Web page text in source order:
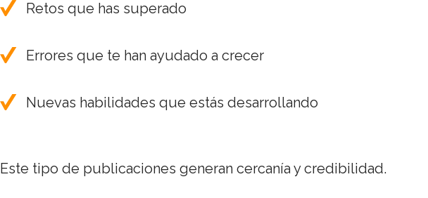
Retos que has superado
Errores que te han ayudado a crecer
Nuevas habilidades que estás desarrollando
Este tipo de publicaciones generan cercanía y credibilidad.